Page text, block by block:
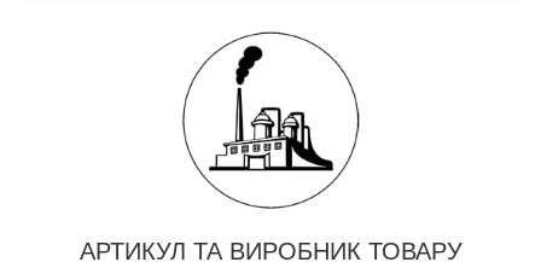
АРТИКУЛ ТА ВИРОБНИК ТОВАРУ